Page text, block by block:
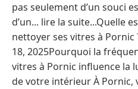
pas seulement d’un souci
d’un... lire la suite...Quelle
nettoyer ses vitres à
18, 2025Pourquoi la
vitres à Pornic influence la
de votre intérieur À